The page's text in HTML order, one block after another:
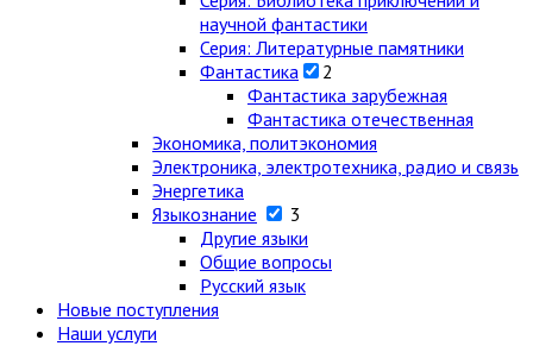
научной фантастики
Серия: Литературные памятники
Фантастика
2
Фантастика зарубежная
Фантастика отечественная
Экономика, политэкономия
Электроника, электротехника, радио и связь
Энергетика
Языкознание
3
Другие языки
Общие вопросы
Русский язык
Новые поступления
Наши услуги